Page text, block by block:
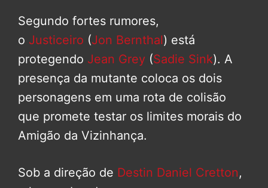
Segundo fortes rumores,
o Justiceiro (Jon Bernthal) está
protegendo Jean Grey (Sadie Sink). A
presença da mutante coloca os dois
personagens em uma rota de colisão
que promete testar os limites morais do
Amigão da Vizinhança.
Sob a direção de Destin Daniel Cretton,